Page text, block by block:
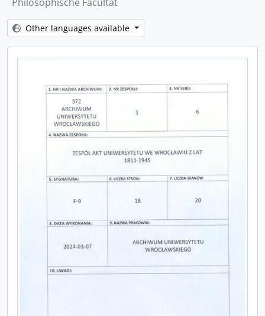
[Jednostka] F_18 - Historisches Seminar. [Akta ogólne]
[Jednostka] F_19 - Historisches Seminar. [Akta ogólne]
[Jednostka] F_20 - Historisches Seminar. [Akta ogólne]
[Jednostka] F_22 - Historisches Seminar. [Akta ogólne]
[Jednostka] F_23 - Historisches Seminar. [Akta ogólne]
[Jednostka] F_24 - Historisches Seminar. [Akta ogólne]
[Jednostka] F_25 - Album der Philosophischen Fakultät zu Breslau [Zawiera własnoręcznie napisane życiorysy pracowników naukowych]
[Jednostka] F_26 - Album der Philosophischen Fakultät zu Breslau [Zawiera własnoręcznie napisane życiorysy pracowników naukowych]
[Jednostka] F_27 - Album der Philosophischen Fakultät zu Breslau [Zawiera własnoręcznie napisane życiorysy pracowników naukowych]
[Jednostka] F_29 - Album Regii Seminarii Philologici Vratislaviensis
[Jednostka] F_30 - Frauen-Studium und Vorbildung der Studierenden beiderlei Geschlechts
[Jednostka] F_32 - Akten betreffend Astronomie
[Jednostka] F_33 - Meteorologie
[Jednostka] F_34 - Vertrags-Heft der Universitätskasse Breslau zur Rechnung von den Landwirtschaftlichen Instituten
[Jednostka] F_35 - Personalkarten der Angestellten der Landwirtschaftlichen Institute
Other languages available